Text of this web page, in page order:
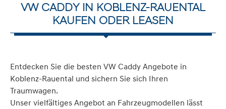
VW CADDY IN KOBLENZ-RAUENTAL
KAUFEN ODER LEASEN
Entdecken Sie die besten VW Caddy Angebote in
Koblenz-Rauental und sichern Sie sich Ihren
Traumwagen.
Unser vielfältiges Angebot an Fahrzeugmodellen lässt